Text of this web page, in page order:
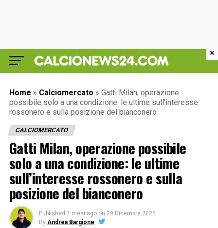
Home » Calciomercato » Gatti Milan, operazione
possibile solo a una condizione: le ultime sull’interesse
rossonero e sulla posizione del bianconero
CALCIOMERCATO
Gatti Milan, operazione possibile
solo a una condizione: le ultime
sull’interesse rossonero e sulla
posizione del bianconero
Published 7 mesi ago on 29 Dicembre 2025
By Andrea Bargione
×